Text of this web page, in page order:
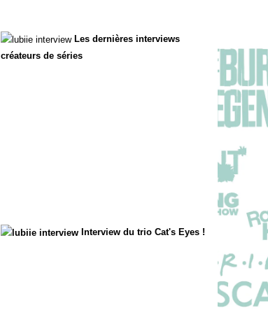
Les dernières interviews
créateurs de séries
Interview du trio Cat's Eyes !